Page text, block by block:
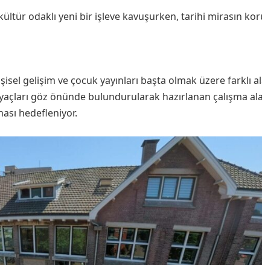
odaklı yeni bir işleve kavuşurken, tarihi mirasın
gelişim ve çocuk yayınları başta olmak üzere farklı
göz önünde bulundurularak hazırlanan çalışma
hedefleniyor.